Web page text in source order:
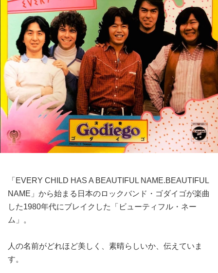
「EVERY CHILD HAS A BEAUTIFUL NAME.BEAUTIFUL
NAME」から始まる日本のロックバンド・ゴダイゴが楽曲
した1980年代にブレイクした「ビューティフル・ネー
ム」。
人の名前がどれほど美しく、素晴らしいか、伝えていま
す。